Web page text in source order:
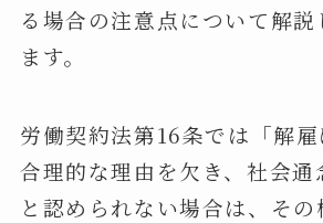
る場合の注意点について解説
ます。
労働契約法第16条では「解
合理的な理由を欠き、社会通
と認められない場合は、その